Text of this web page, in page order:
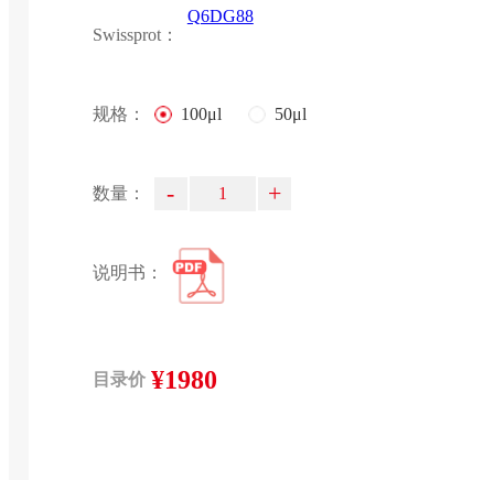
Swissprot：
Q6DG88
规格： 100μl 50μl
数量： - +
说明书：
目录价 ¥1980